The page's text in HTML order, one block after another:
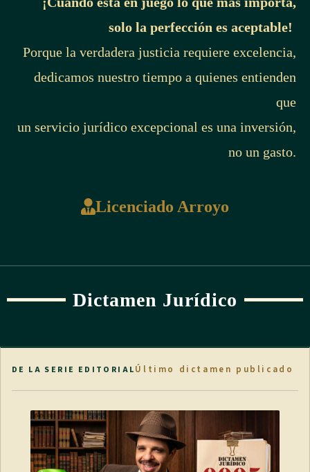
solo la perfección es aceptable!
Porque la verdadera justicia requiere excelencia,
dedicamos nuestro tiempo a quienes entienden
que
un servicio jurídico excepcional es una inversión,
no un gasto.
Licenciado Arroyo
Dictamen Jurídico
DE LA SERIE EDITORIALÚltimo dictamen publicado